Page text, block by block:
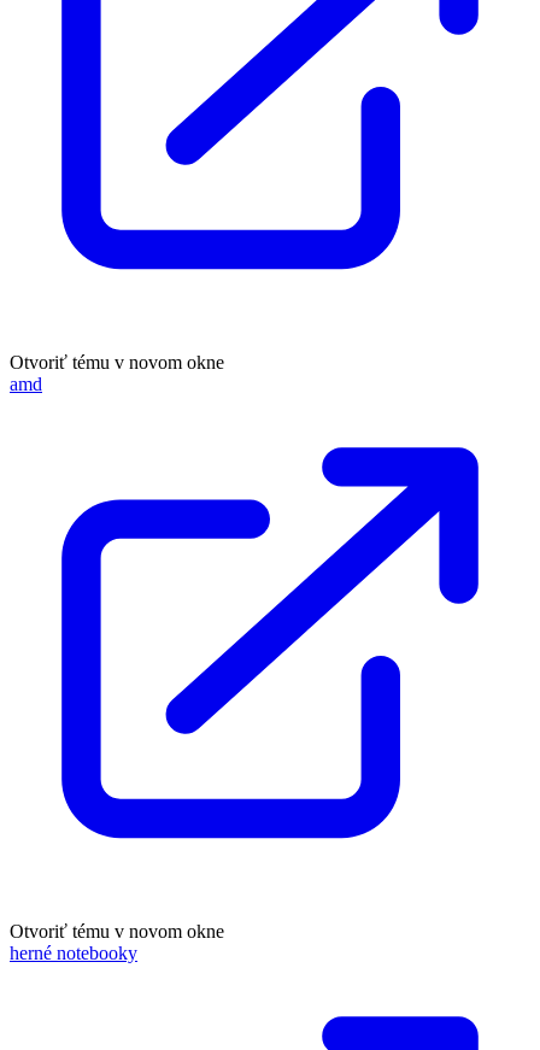
Otvoriť tému v novom okne
amd
Otvoriť tému v novom okne
herné notebooky